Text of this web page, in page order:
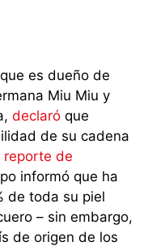
es dueño de
Miu Miu y
declaró que
de su cadena
reporte de
informó que ha
de toda su piel
– sin embargo,
de origen de los